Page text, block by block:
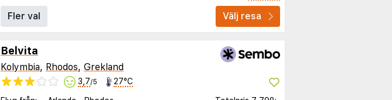
Fler val
Välj resa
Belvita
Kolymbia, Rhodos, Grekland
3,7/5 27°C